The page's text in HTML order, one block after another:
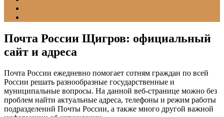
Почта России Щигров: официальный
сайт и адреса
Почта России ежедневно помогает сотням граждан по всей
России решать разнообразные государственные и
муниципальные вопросы. На данной веб-странице можно без
проблем найти актуальные адреса, телефоны и режим работы
подразделений Почты России, а также много другой важной